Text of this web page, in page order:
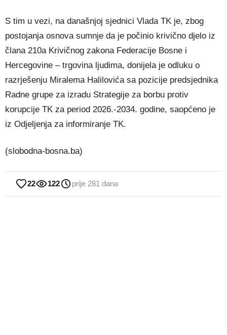
S tim u vezi, na današnjoj sjednici Vlada TK je, zbog
postojanja osnova sumnje da je počinio krivično djelo iz
člana 210a Krivičnog zakona Federacije Bosne i
Hercegovine – trgovina ljudima, donijela je odluku o
razrješenju Miralema Halilovića sa pozicije predsjednika
Radne grupe za izradu Strategije za borbu protiv
korupcije TK za period 2026.-2034. godine, saopćeno je
iz Odjeljenja za informiranje TK.
(slobodna-bosna.ba)
22 122 prije 281 dana